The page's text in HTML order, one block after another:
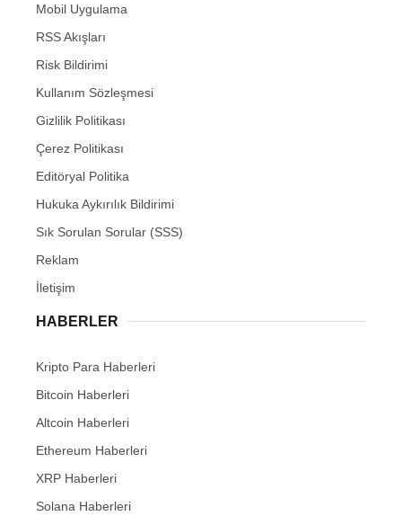
Mobil Uygulama
RSS Akışları
Risk Bildirimi
Kullanım Sözleşmesi
Gizlilik Politikası
Çerez Politikası
Editöryal Politika
Hukuka Aykırılık Bildirimi
Sık Sorulan Sorular (SSS)
Reklam
İletişim
HABERLER
Kripto Para Haberleri
Bitcoin Haberleri
Altcoin Haberleri
Ethereum Haberleri
XRP Haberleri
Solana Haberleri